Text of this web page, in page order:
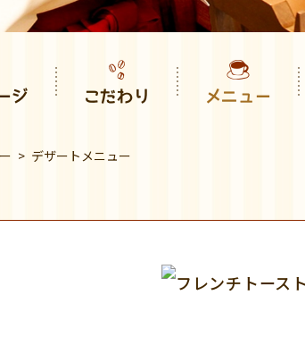
ジ こだわり メニュー
デザートメニュー